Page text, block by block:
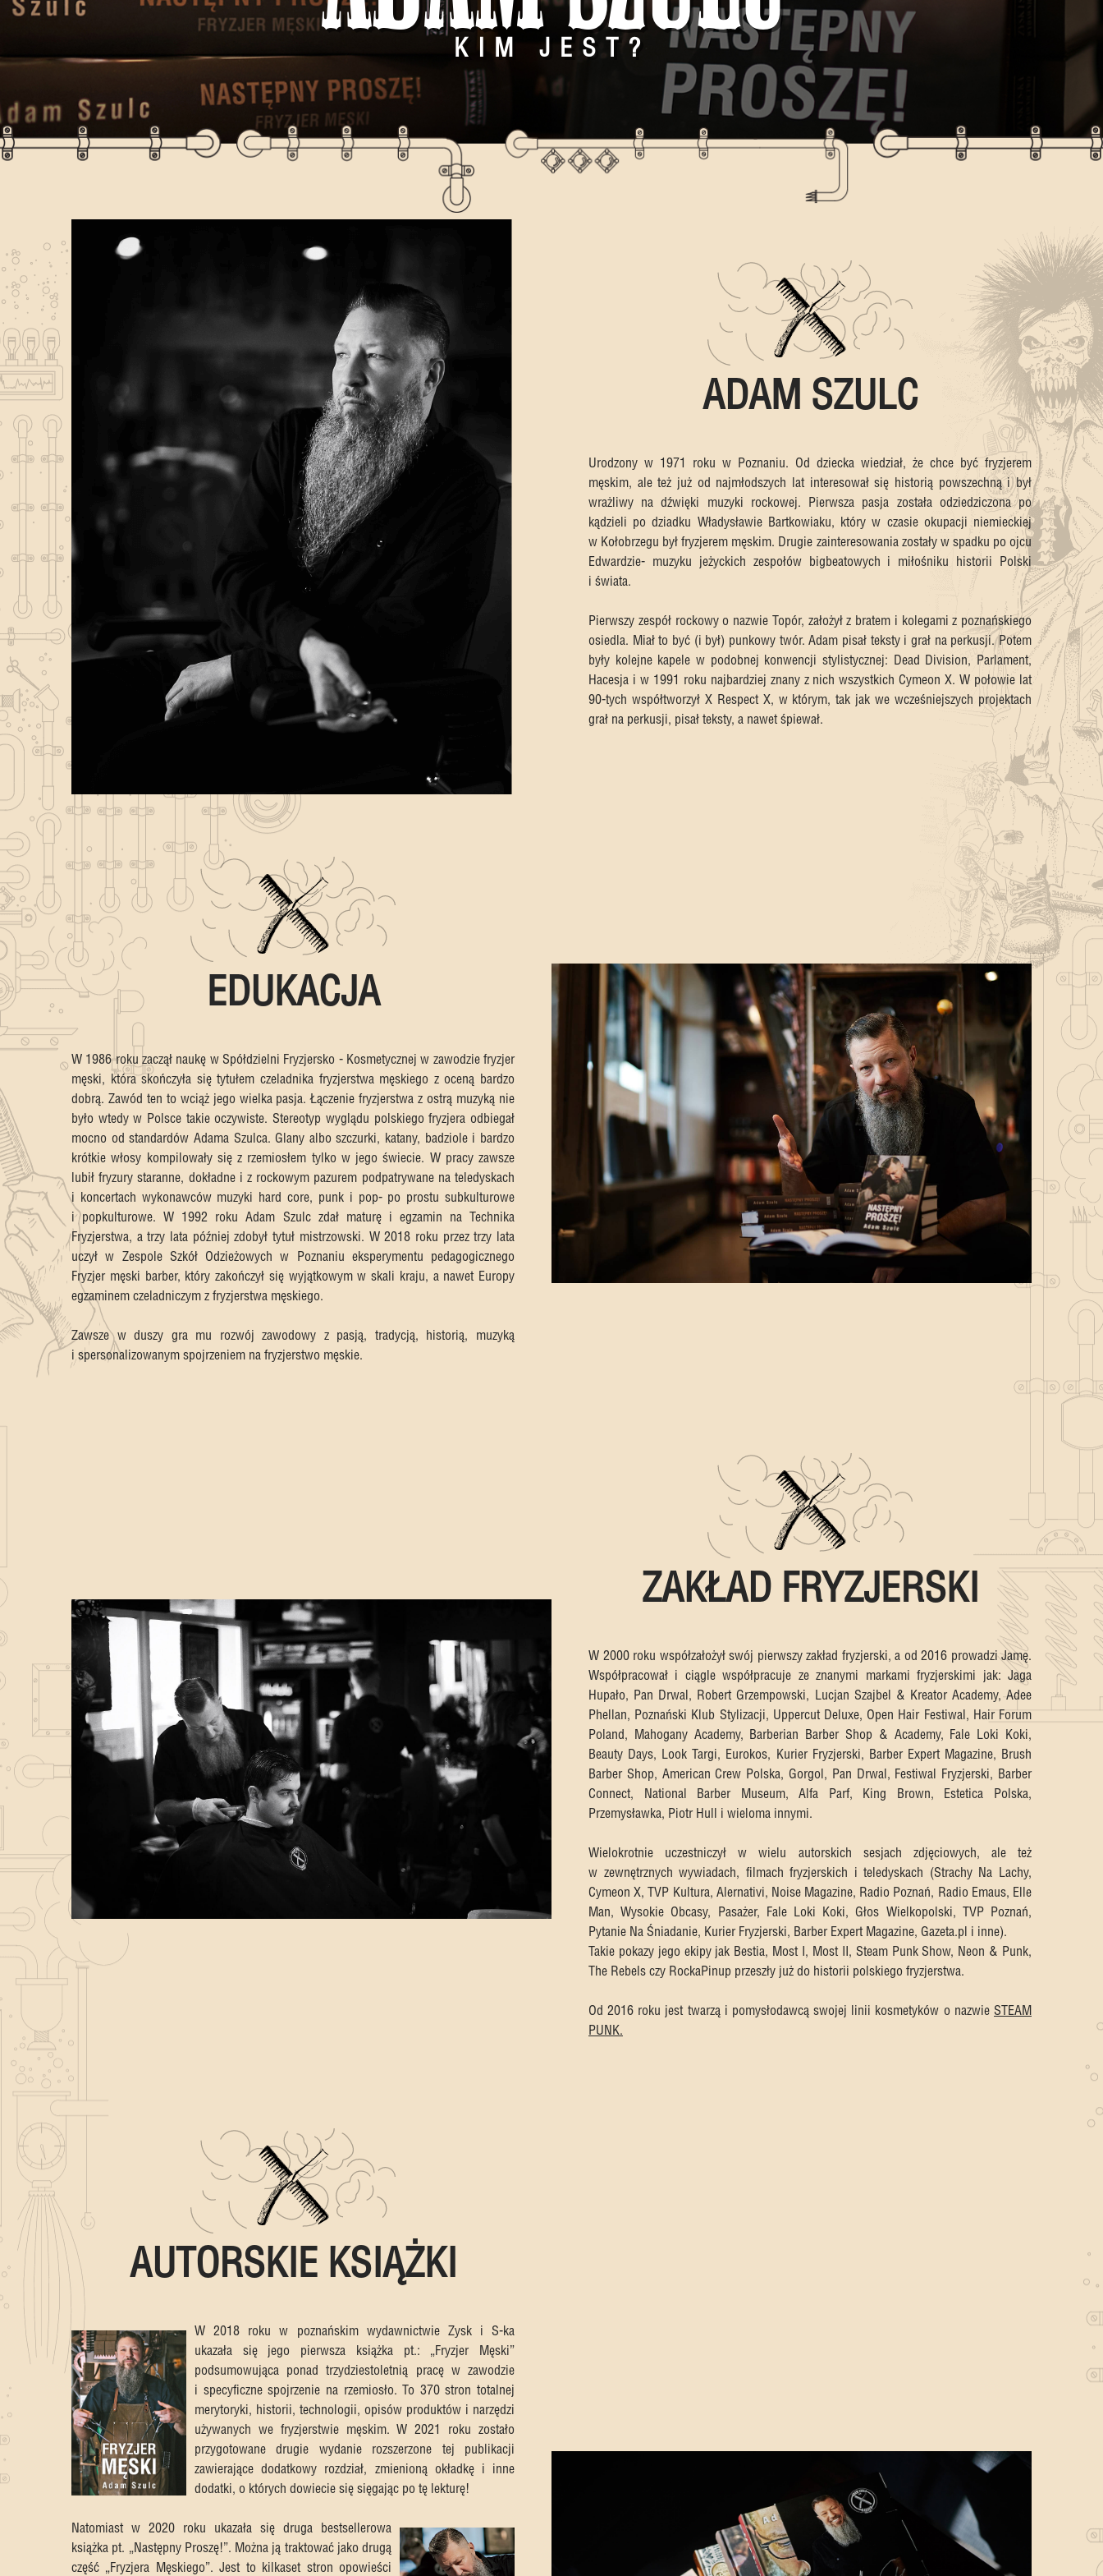
KIM JEST?
ADAM SZULC
Urodzony w 1971 roku w Poznaniu. Od dziecka wiedział, że chce być fryzjerem
męskim, ale też już od najmłodszych lat interesował się historią powszechną i był
wrażliwy na dźwięki muzyki rockowej. Pierwsza pasja została odziedziczona po
kądzieli po dziadku Władysławie Bartkowiaku, który w czasie okupacji niemieckiej
w Kołobrzegu był fryzjerem męskim. Drugie zainteresowania zostały w spadku po ojcu
Edwardzie- muzyku jeżyckich zespołów bigbeatowych i miłośniku historii Polski
i świata.
Pierwszy zespół rockowy o nazwie Topór, założył z bratem i kolegami z poznańskiego
osiedla. Miał to być (i był) punkowy twór. Adam pisał teksty i grał na perkusji. Potem
były kolejne kapele w podobnej konwencji stylistycznej: Dead Division, Parlament,
Hacesja i w 1991 roku najbardziej znany z nich wszystkich Cymeon X. W połowie lat
90-tych współtworzył X Respect X, w którym, tak jak we wcześniejszych projektach
grał na perkusji, pisał teksty, a nawet śpiewał.
EDUKACJA
W 1986 roku zaczął naukę w Spółdzielni Fryzjersko - Kosmetycznej w zawodzie fryzjer
męski, która skończyła się tytułem czeladnika fryzjerstwa męskiego z oceną bardzo
dobrą. Zawód ten to wciąż jego wielka pasja. Łączenie fryzjerstwa z ostrą muzyką nie
było wtedy w Polsce takie oczywiste. Stereotyp wyglądu polskiego fryzjera odbiegał
mocno od standardów Adama Szulca. Glany albo szczurki, katany, badziole i bardzo
krótkie włosy kompilowały się z rzemiosłem tylko w jego świecie. W pracy zawsze
lubił fryzury staranne, dokładne i z rockowym pazurem podpatrywane na teledyskach
i koncertach wykonawców muzyki hard core, punk i pop- po prostu subkulturowe
i popkulturowe. W 1992 roku Adam Szulc zdał maturę i egzamin na Technika
Fryzjerstwa, a trzy lata później zdobył tytuł mistrzowski. W 2018 roku przez trzy lata
uczył w Zespole Szkół Odzieżowych w Poznaniu eksperymentu pedagogicznego
Fryzjer męski barber, który zakończył się wyjątkowym w skali kraju, a nawet Europy
egzaminem czeladniczym z fryzjerstwa męskiego.
Zawsze w duszy gra mu rozwój zawodowy z pasją, tradycją, historią, muzyką
i spersonalizowanym spojrzeniem na fryzjerstwo męskie.
ZAKŁAD FRYZJERSKI
W 2000 roku współzałożył swój pierwszy zakład fryzjerski, a od 2016 prowadzi Jamę.
Współpracował i ciągle współpracuje ze znanymi markami fryzjerskimi jak: Jaga
Hupało, Pan Drwal, Robert Grzempowski, Lucjan Szajbel & Kreator Academy, Adee
Phellan, Poznański Klub Stylizacji, Uppercut Deluxe, Open Hair Festiwal, Hair Forum
Poland, Mahogany Academy, Barberian Barber Shop & Academy, Fale Loki Koki,
Beauty Days, Look Targi, Eurokos, Kurier Fryzjerski, Barber Expert Magazine, Brush
Barber Shop, American Crew Polska, Gorgol, Pan Drwal, Festiwal Fryzjerski, Barber
Connect, National Barber Museum, Alfa Parf, King Brown, Estetica Polska,
Przemysławka, Piotr Hull i wieloma innymi.
Wielokrotnie uczestniczył w wielu autorskich sesjach zdjęciowych, ale też
w zewnętrznych wywiadach, filmach fryzjerskich i teledyskach (Strachy Na Lachy,
Cymeon X, TVP Kultura, Alernativi, Noise Magazine, Radio Poznań, Radio Emaus, Elle
Man, Wysokie Obcasy, Pasażer, Fale Loki Koki, Głos Wielkopolski, TVP Poznań,
Pytanie Na Śniadanie, Kurier Fryzjerski, Barber Expert Magazine, Gazeta.pl i inne).
Takie pokazy jego ekipy jak Bestia, Most I, Most II, Steam Punk Show, Neon & Punk,
The Rebels czy RockaPinup przeszły już do historii polskiego fryzjerstwa.
Od 2016 roku jest twarzą i pomysłodawcą swojej linii kosmetyków o nazwie STEAM
PUNK.
AUTORSKIE KSIĄŻKI
W 2018 roku w poznańskim wydawnictwie Zysk i S-ka
ukazała się jego pierwsza książka pt.: „Fryzjer Męski”
podsumowująca ponad trzydziestoletnią pracę w zawodzie
i specyficzne spojrzenie na rzemiosło. To 370 stron totalnej
merytoryki, historii, technologii, opisów produktów i narzędzi
używanych we fryzjerstwie męskim. W 2021 roku zostało
przygotowane drugie wydanie rozszerzone tej publikacji
zawierające dodatkowy rozdział, zmienioną okładkę i inne
dodatki, o których dowiecie się sięgając po tę lekturę!
Natomiast w 2020 roku ukazała się druga bestsellerowa
książka pt. „Następny Proszę!”. Można ją traktować jako drugą
część „Fryzjera Męskiego”. Jest to kilkaset stron opowieści